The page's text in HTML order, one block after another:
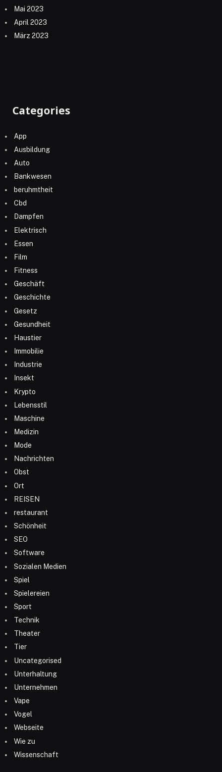
Mai 2023
April 2023
März 2023
Categories
App
Ausbildung
Auto
Bankwesen
beruhmtheit
Cbd
Dampfen
Elektrisch
Essen
Film
Fitness
Geschäft
Geschichte
Gesetz
Gesundheit
Haustier
Immobilie
Industrie
Insekt
Krypto
Lebensstil
Maschine
Medizin
Mode
Nachrichten
Obst
Ort
REISEN
restaurant
Schönheit
SEO
Software
Sozialen Medien
Spiel
Spielereien
Sport
Technik
Theater
Tier
Uncategorised
Unterhaltung
Unternehmen
Vape
Vogel
Webseite
Wie zu
Wissenschaft